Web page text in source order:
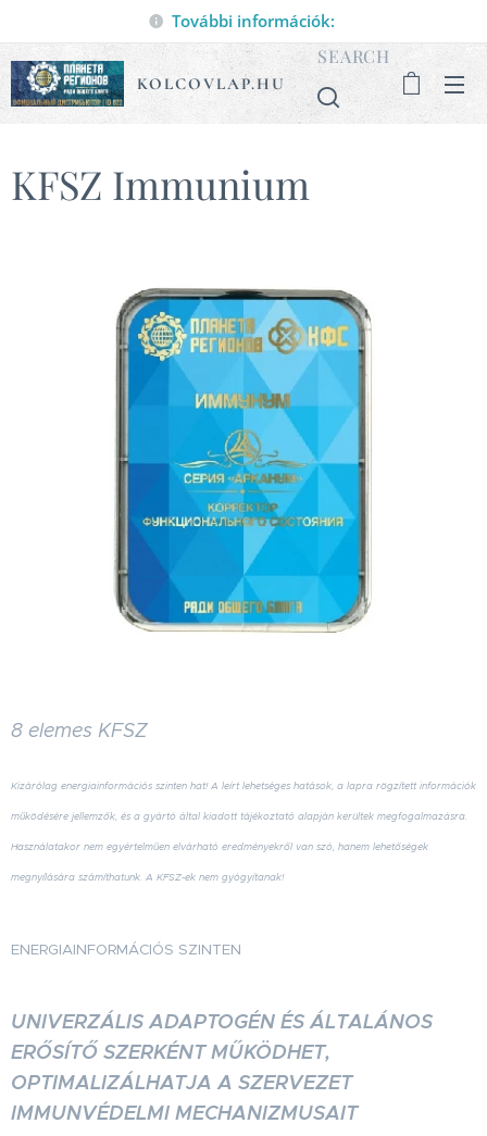
További információk:
KOLCOVLAP.HU
SEARCH
KFSZ Immunium
8 elemes KFSZ
Kizárólag energiainformációs szinten hat! A leírt lehetséges hatások, a lapra rögzített információk
működésére jellemzők, és a gyártó által kiadott tájékoztató alapján kerültek megfogalmazásra.
Használatakor nem egyértelműen elvárható eredményekről van szó, hanem lehetőségek
megnyílására számíthatunk. A KFSZ-ek nem gyógyítanak!
ENERGIAINFORMÁCIÓS SZINTEN
UNIVERZÁLIS ADAPTOGÉN ÉS ÁLTALÁNOS
ERŐSÍTŐ SZERKÉNT MŰKÖDHET,
OPTIMALIZÁLHATJA A SZERVEZET
IMMUNVÉDELMI MECHANIZMUSAIT